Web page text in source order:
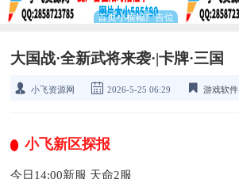
大国战·全新武将来袭·|卡牌·三国
小飞资源网 2026-5-25 06:29 游戏软件
小飞新区探报
今日14:00新服 天命2服